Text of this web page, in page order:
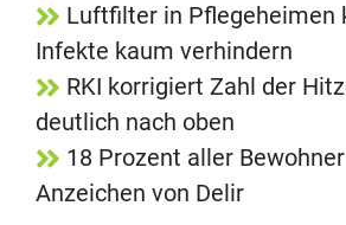
Luftfilter in Pflegeheimen
Infekte kaum verhindern
RKI korrigiert Zahl der
deutlich nach oben
18 Prozent aller
Anzeichen von Delir